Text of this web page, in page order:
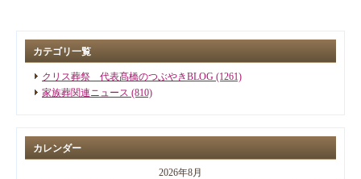
カテゴリ一覧
クリス葬祭 代表髙橋のつぶやきBLOG (1261)
家族葬関連ニュース (810)
カレンダー
2026年8月